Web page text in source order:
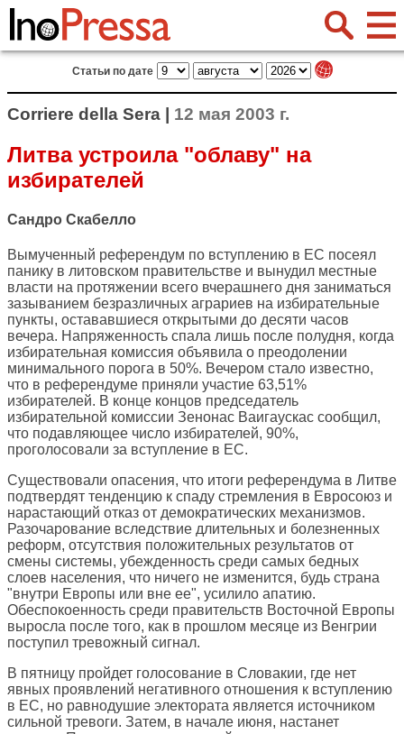
Статьи по дате
Corriere della Sera | 12 мая 2003 г.
Литва устроила "облаву" на
избирателей
Сандро Скабелло
Вымученный референдум по вступлению в ЕС посеял
панику в литовском правительстве и вынудил местные
власти на протяжении всего вчерашнего дня заниматься
зазыванием безразличных аграриев на избирательные
пункты, остававшиеся открытыми до десяти часов
вечера. Напряженность спала лишь после полудня, когда
избирательная комиссия объявила о преодолении
минимального порога в 50%. Вечером стало известно,
что в референдуме приняли участие 63,51%
избирателей. В конце концов председатель
избирательной комиссии Зенонас Ваигаускас сообщил,
что подавляющее число избирателей, 90%,
проголосовали за вступление в ЕС.
Существовали опасения, что итоги референдума в Литве
подтвердят тенденцию к спаду стремления в Евросоюз и
нарастающий отказ от демократических механизмов.
Разочарование вследствие длительных и болезненных
реформ, отсутствия положительных результатов от
смены системы, убежденность среди самых бедных
слоев населения, что ничего не изменится, будь страна
"внутри Европы или вне ее", усилило апатию.
Обеспокоенность среди правительств Восточной Европы
выросла после того, как в прошлом месяце из Венгрии
поступил тревожный сигнал.
В пятницу пройдет голосование в Словакии, где нет
явных проявлений негативного отношения к вступлению
в ЕС, но равнодушие электората является источником
сильной тревоги. Затем, в начале июня, настанет